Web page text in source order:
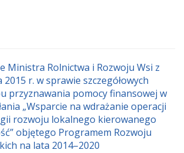
Ministra Rolnictwa i Rozwoju Wsi z
r. w sprawie szczegółowych
przyznawania pomocy finansowej w
„Wsparcie na wdrażanie operacji
rozwoju lokalnego kierowanego
objętego Programem Rozwoju
na lata 2014–2020